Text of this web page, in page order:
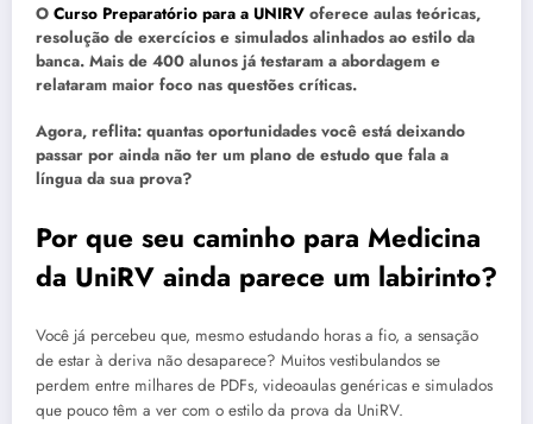
O Curso Preparatório para a UNIRV oferece aulas teóricas,
resolução de exercícios e simulados alinhados ao estilo da
banca. Mais de 400 alunos já testaram a abordagem e
relataram maior foco nas questões críticas.
Agora, reflita: quantas oportunidades você está deixando
passar por ainda não ter um plano de estudo que fala a
língua da sua prova?
Por que seu caminho para Medicina
da UniRV ainda parece um labirinto?
Você já percebeu que, mesmo estudando horas a fio, a sensação
de estar à deriva não desaparece? Muitos vestibulandos se
perdem entre milhares de PDFs, videoaulas genéricas e simulados
que pouco têm a ver com o estilo da prova da UniRV.